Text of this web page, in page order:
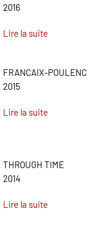
2016
Lire la suite
FRANCAIX-POULENC
2015
Lire la suite
THROUGH TIME
2014
Lire la suite